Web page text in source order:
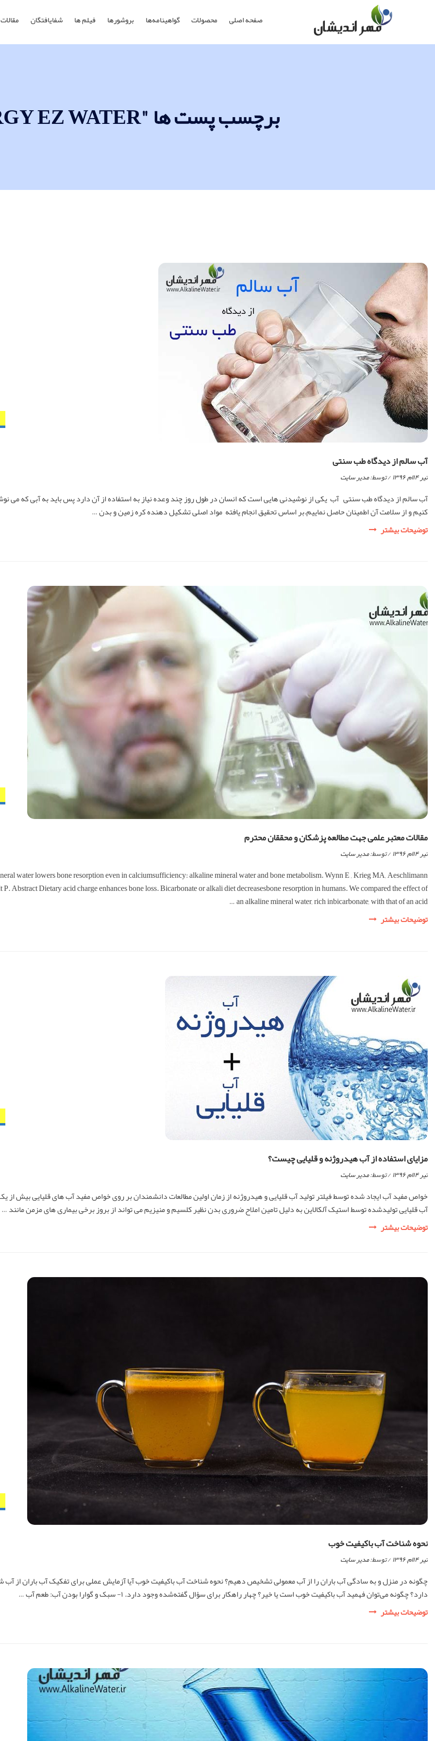
صفحه اصلی محصولات گواهینامه‌ها بروشورها فیلم ها شفایافتگان مقالات
برچسب پست ها "ENERGY EZ WATER"
آب سالم از دیدگاه طب سنتی
تیر ۱۴ام, ۱۳۹۶ / توسط:مدیر سایت
آب سالم از دیدگاه طب سنتی آب یکی از نوشیدنی هایی است که انسان در طول روز چند وعده نیاز به استفاده از آن دارد پس باید به آبی که می
کنیم و از سلامت آن اطمینان حاصل نماییم.بر اساس تحقیق انجام یافته مواد اصلی تشکیل دهنده کره زمین و بدن …
آب
سنتی
توضیحات بیشتر
مقالات معتبر علمی جهت مطالعه پزشکان و محققان محترم
تیر ۱۴ام, ۱۳۹۶ / توسط:مدیر سایت
water lowers bone resorption even in calciumsufficiency: alkaline mineral water and bone metabolism. Wynn E , Krieg MA, Aeschlimann
Abstract Dietary acid charge enhances bone loss. Bicarbonate or alkali diet decreasesbone resorption in humans. We compared the effect of
an alkaline mineral water, rich inbicarbonate, with that of an acid …
مقالات
پزشکان
محققان
توضیحات بیشتر
مزایای استفاده از آب هیدروژنه و قلیایی چیست؟
تیر ۱۴ام, ۱۳۹۶ / توسط:مدیر سایت
خواص مفید آب ایجاد شده توسط فیلتر تولید آب قلیایی و هیدروژنه از زمان اولین مطالعات دانشمندان بر روی خواص مفید آب های قلیایی بیش
آب قلیایی تولیدشده توسط استیک آلکالاین به دلیل تامین املاح ضروری بدن نظیر کلسیم و منیزیم می تواند از بروز برخی بیماری های مزمن مانند …
مزایای
هیدروژنه
توضیحات بیشتر
نحوه شناخت آب باکیفیت خوب
تیر ۱۴ام, ۱۳۹۶ / توسط:مدیر سایت
چگونه در منزل و به سادگی آب باران را از آب معمولی تشخیص دهیم؟ نحوه شناخت آب باکیفیت خوب آیا آزمایش عملی برای تفکیک آب باران از
دارد؟ چگونه می‌توان فهمید آب باکیفیت خوب است یا خیر؟ چهار راهکار برای سؤال گفته‌شده وجود دارد. ۱- سبک و گوارا بودن آب: طعم آب …
نحوه
خوب
توضیحات بیشتر